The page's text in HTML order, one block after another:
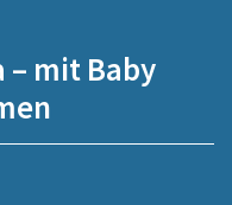
– mit Baby